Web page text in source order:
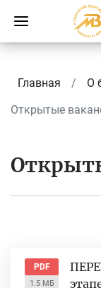
Главная О
Открытые
PDF
1.5 МБ